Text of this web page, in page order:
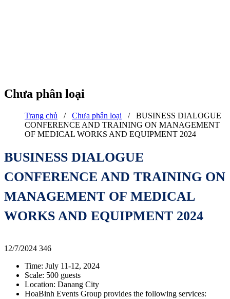
Chưa phân loại
Trang chủ / Chưa phân loại / BUSINESS DIALOGUE
CONFERENCE AND TRAINING ON MANAGEMENT
OF MEDICAL WORKS AND EQUIPMENT 2024
BUSINESS DIALOGUE
CONFERENCE AND TRAINING ON
MANAGEMENT OF MEDICAL
WORKS AND EQUIPMENT 2024
12/7/2024 346
Time: July 11-12, 2024
Scale: 500 guests
Location: Danang City
HoaBinh Events Group provides the following services: